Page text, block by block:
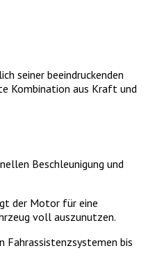
seiner beeindruckenden
Kombination aus Kraft und
Beschleunigung und
der Motor für eine
voll auszunutzen.
Fahrassistenzsystemen bis